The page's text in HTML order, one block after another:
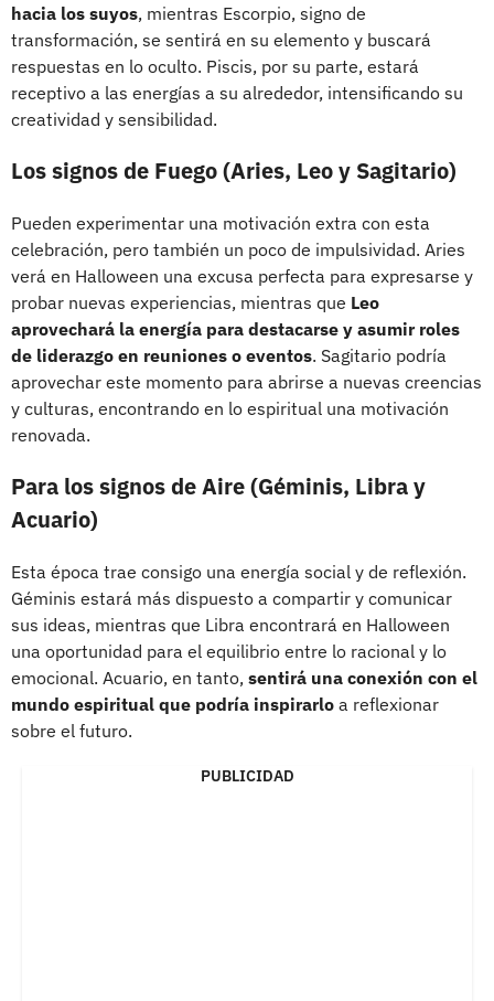
hacia los suyos, mientras Escorpio, signo de
transformación, se sentirá en su elemento y buscará
respuestas en lo oculto. Piscis, por su parte, estará
receptivo a las energías a su alrededor, intensificando su
creatividad y sensibilidad.
Los signos de Fuego (Aries, Leo y Sagitario)
Pueden experimentar una motivación extra con esta
celebración, pero también un poco de impulsividad. Aries
verá en Halloween una excusa perfecta para expresarse y
probar nuevas experiencias, mientras que Leo
aprovechará la energía para destacarse y asumir roles
de liderazgo en reuniones o eventos. Sagitario podría
aprovechar este momento para abrirse a nuevas creencias
y culturas, encontrando en lo espiritual una motivación
renovada.
Para los signos de Aire (Géminis, Libra y
Acuario)
Esta época trae consigo una energía social y de reflexión.
Géminis estará más dispuesto a compartir y comunicar
sus ideas, mientras que Libra encontrará en Halloween
una oportunidad para el equilibrio entre lo racional y lo
emocional. Acuario, en tanto, sentirá una conexión con el
mundo espiritual que podría inspirarlo a reflexionar
sobre el futuro.
PUBLICIDAD